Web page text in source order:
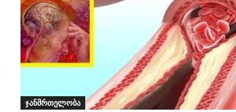
ჯანმრთელობა